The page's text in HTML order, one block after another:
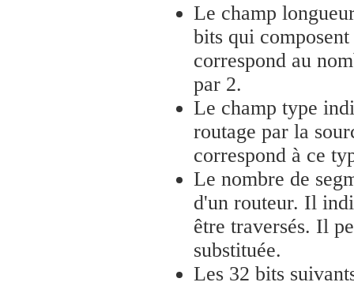
Le champ
bits qui
correspond au
par 2.
Le champ type
routage par la
correspond à ce
Le nombre de
d'un routeur. Il
être traversés. Il
substituée.
Les 32 bits